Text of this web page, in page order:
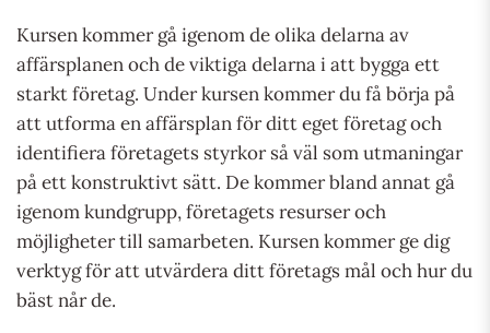
Kursen kommer gå igenom de olika delarna av
affärsplanen och de viktiga delarna i att bygga ett
starkt företag. Under kursen kommer du få börja på
att utforma en affärsplan för ditt eget företag och
identifiera företagets styrkor så väl som utmaningar
på ett konstruktivt sätt. De kommer bland annat gå
igenom kundgrupp, företagets resurser och
möjligheter till samarbeten. Kursen kommer ge dig
verktyg för att utvärdera ditt företags mål och hur du
bäst når de.